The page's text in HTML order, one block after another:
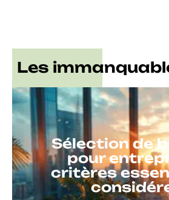
Les
Sélection de
pour
critères